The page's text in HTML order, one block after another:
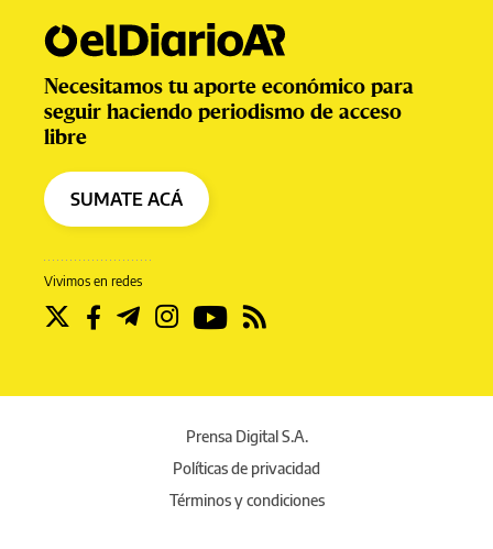
Vivimos en redes
Necesitamos tu aporte económico para
seguir haciendo periodismo de acceso
libre
SUMATE ACÁ
Prensa Digital S.A.
Políticas de privacidad
Términos y condiciones